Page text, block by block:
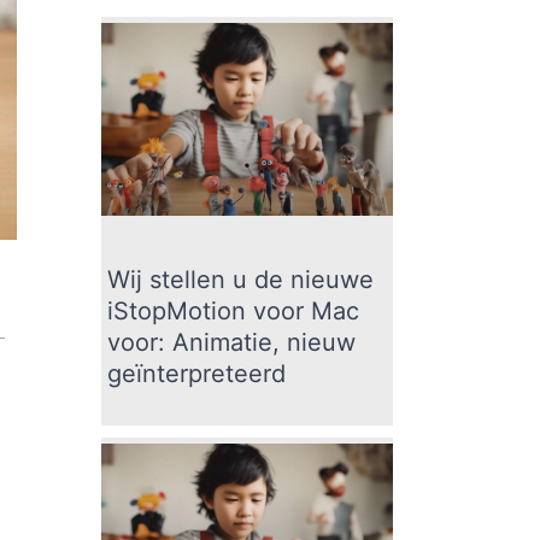
Wij stellen u de nieuwe
iStopMotion voor Mac
voor: Animatie, nieuw
geïnterpreteerd